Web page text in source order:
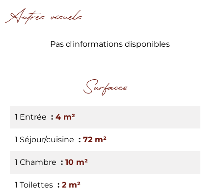
Autres visuels
Pas d'informations disponibles
Surfaces
1 Entrée 4 m²
1 Séjour/cuisine 72 m²
1 Chambre 10 m²
1 Toilettes 2 m²